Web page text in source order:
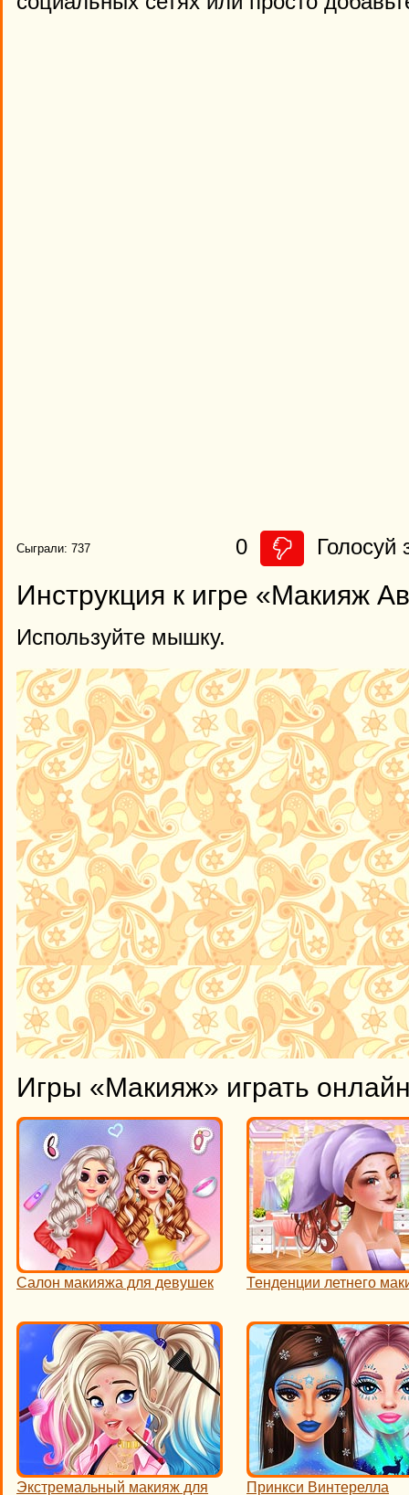
Сыграли: 737 0 Голосуй
Инструкция к игре «Макияж
Используйте мышку.
Игры «Макияж» играть
Салон макияжа для девушек Тенденции летнего
Экстремальный макияж для Принкси Винтерелла